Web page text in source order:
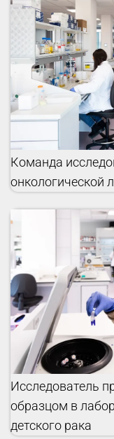
Команда
онкологической
Исследователь
образцом в
детского рака